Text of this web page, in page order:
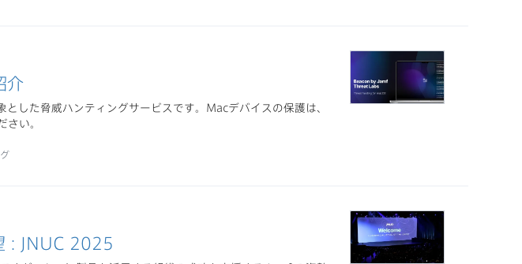
介
した脅威ハンティングサービスです。Macデバイスの保護は、
さい。
: JNUC 2025